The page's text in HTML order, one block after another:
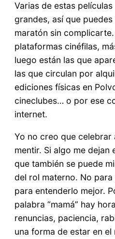
Varias de estas
grandes, así que
maratón sin
plataformas cinéfilas,
luego están las que
las que circulan por
ediciones físicas en
cineclubes… o por ese
internet.
Yo no creo que celebrar
mentir. Si algo me dejan
que también se puede
del rol materno. No
para entenderlo mejor.
palabra “mamá” hay
renuncias, paciencia,
una forma de estar en el